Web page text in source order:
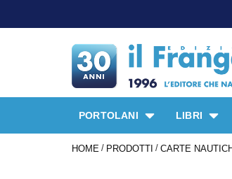
PORTOLANI LIBRI
HOME / PRODOTTI / CARTE